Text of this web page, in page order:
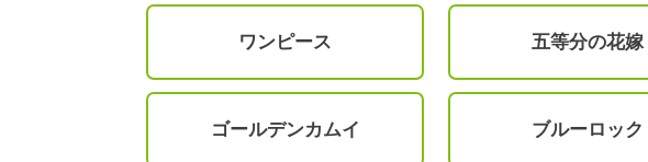
ワンピース 五等分の花嫁
ゴールデンカムイ ブルーロック